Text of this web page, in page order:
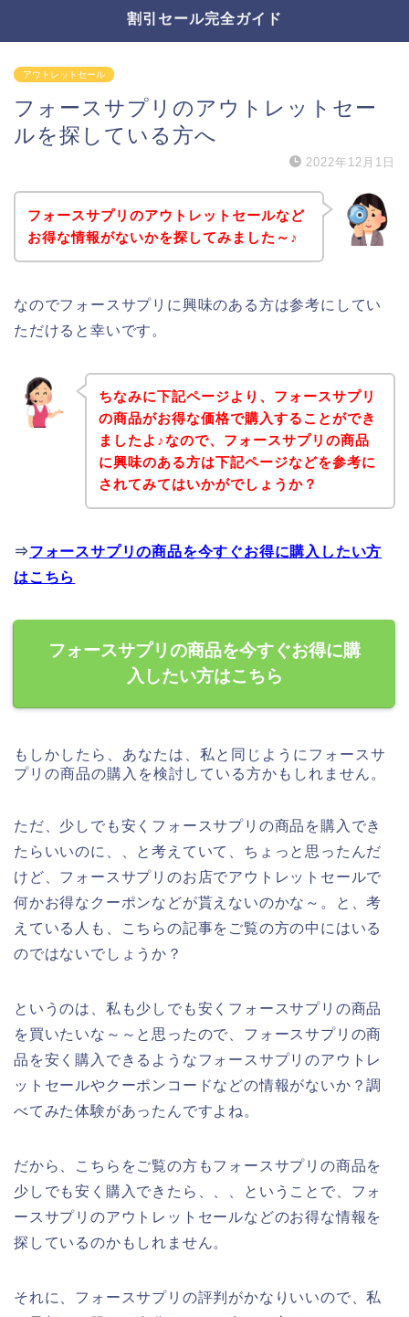
割引セール完全ガイド
アウトレットセール
フォースサプリのアウトレットセー
ルを探している方へ
2022年12月1日
フォースサプリのアウトレットセールなど
お得な情報がないかを探してみました～♪
なのでフォースサプリに興味のある方は参考にしてい
ただけると幸いです。
ちなみに下記ページより、フォースサプリ
の商品がお得な価格で購入することができ
ましたよ♪なので、フォースサプリの商品
に興味のある方は下記ページなどを参考に
されてみてはいかがでしょうか？
⇒フォースサプリの商品を今すぐお得に購入したい方
はこちら
フォースサプリの商品を今すぐお得に購
入したい方はこちら
もしかしたら、あなたは、私と同じようにフォースサ
プリの商品の購入を検討している方かもしれません。
ただ、少しでも安くフォースサプリの商品を購入でき
たらいいのに、、と考えていて、ちょっと思ったんだ
けど、フォースサプリのお店でアウトレットセールで
何かお得なクーポンなどが貰えないのかな～。と、考
えている人も、こちらの記事をご覧の方の中にはいる
のではないでしょうか？
というのは、私も少しでも安くフォースサプリの商品
を買いたいな～～と思ったので、フォースサプリの商
品を安く購入できるようなフォースサプリのアウトレ
ットセールやクーポンコードなどの情報がないか？調
べてみた体験があったんですよね。
だから、こちらをご覧の方もフォースサプリの商品を
少しでも安く購入できたら、、、ということで、フォ
ースサプリのアウトレットセールなどのお得な情報を
探しているのかもしれません。
それに、フォースサプリの評判がかなりいいので、私